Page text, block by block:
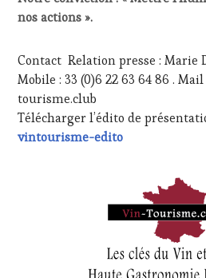
nos actions ».
Contact Relation presse : Marie
Mobile : 33 (0)6 22 63 64 86 .
tourisme.club
Télécharger l’édito de
vintourisme-edito